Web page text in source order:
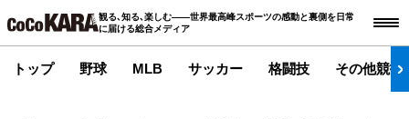
観る､知る､楽しむ――世界最高峰スポーツの感動と裏側を日常
に届ける総合メディア
トップ 野球 MLB サッカー 格闘技 その他競技